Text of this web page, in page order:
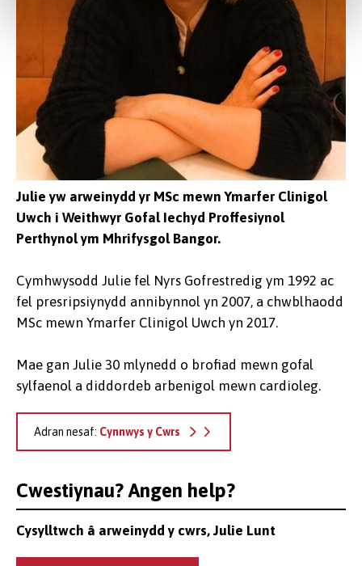
Julie yw arweinydd yr MSc mewn Ymarfer Clinigol
Uwch i Weithwyr Gofal Iechyd Proffesiynol
Perthynol ym Mhrifysgol Bangor.
Cymhwysodd Julie fel Nyrs Gofrestredig ym 1992 ac
fel presripsiynydd annibynnol yn 2007, a chwblhaodd
MSc mewn Ymarfer Clinigol Uwch yn 2017.
Mae gan Julie 30 mlynedd o brofiad mewn gofal
sylfaenol a diddordeb arbenigol mewn cardioleg.
Adran nesaf: Cynnwys y Cwrs
Cwestiynau? Angen help?
Cysylltwch â arweinydd y cwrs, Julie Lunt